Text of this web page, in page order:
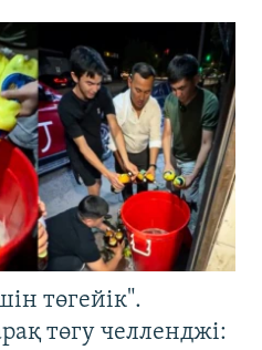
төгейік".
төгу челленджі: